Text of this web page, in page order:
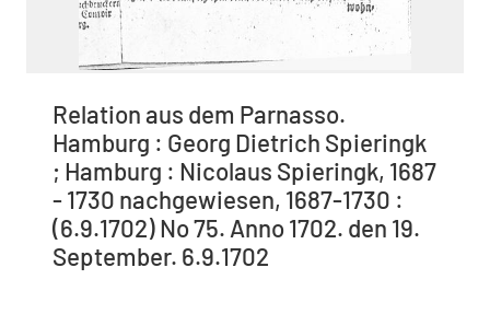
Relation aus dem Parnasso.
Hamburg : Georg Dietrich Spieringk
; Hamburg : Nicolaus Spieringk, 1687
- 1730 nachgewiesen, 1687-1730 :
(6.9.1702) No 75. Anno 1702. den 19.
September. 6.9.1702